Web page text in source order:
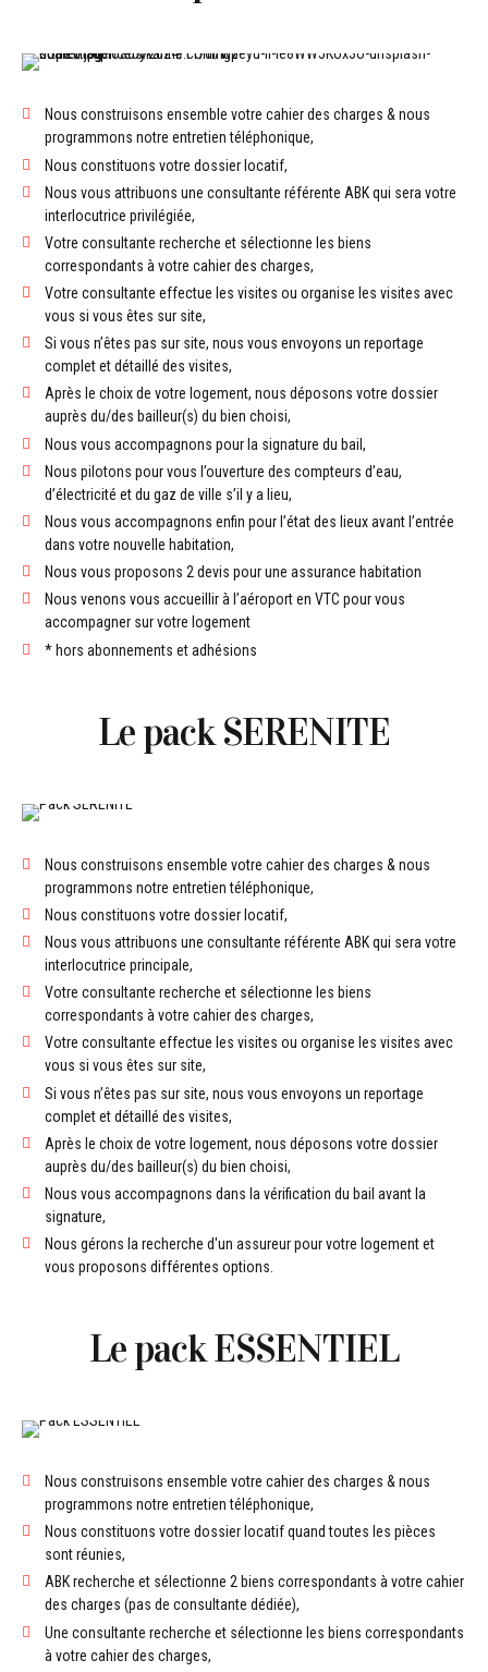
Nous construisons ensemble votre cahier des charges & nous
programmons notre entretien téléphonique,
Nous constituons votre dossier locatif,
Nous vous attribuons une consultante référente ABK qui sera votre
interlocutrice privilégiée,
Votre consultante recherche et sélectionne les biens
correspondants à votre cahier des charges,
Votre consultante effectue les visites ou organise les visites avec
vous si vous êtes sur site,
Si vous n’êtes pas sur site, nous vous envoyons un reportage
complet et détaillé des visites,
Après le choix de votre logement, nous déposons votre dossier
auprès du/des bailleur(s) du bien choisi,
Nous vous accompagnons pour la signature du bail,
Nous pilotons pour vous l’ouverture des compteurs d’eau,
d’électricité et du gaz de ville s’il y a lieu,
Nous vous accompagnons enfin pour l’état des lieux avant l’entrée
dans votre nouvelle habitation,
Nous vous proposons 2 devis pour une assurance habitation
Nous venons vous accueillir à l’aéroport en VTC pour vous
accompagner sur votre logement
* hors abonnements et adhésions
Le pack SERENITE
Nous construisons ensemble votre cahier des charges & nous
programmons notre entretien téléphonique,
Nous constituons votre dossier locatif,
Nous vous attribuons une consultante référente ABK qui sera votre
interlocutrice principale,
Votre consultante recherche et sélectionne les biens
correspondants à votre cahier des charges,
Votre consultante effectue les visites ou organise les visites avec
vous si vous êtes sur site,
Si vous n’êtes pas sur site, nous vous envoyons un reportage
complet et détaillé des visites,
Après le choix de votre logement, nous déposons votre dossier
auprès du/des bailleur(s) du bien choisi,
Nous vous accompagnons dans la vérification du bail avant la
signature,
Nous gérons la recherche d'un assureur pour votre logement et
vous proposons différentes options.
Le pack ESSENTIEL
Nous construisons ensemble votre cahier des charges & nous
programmons notre entretien téléphonique,
Nous constituons votre dossier locatif quand toutes les pièces
sont réunies,
ABK recherche et sélectionne 2 biens correspondants à votre cahier
des charges (pas de consultante dédiée),
Une consultante recherche et sélectionne les biens correspondants
à votre cahier des charges,